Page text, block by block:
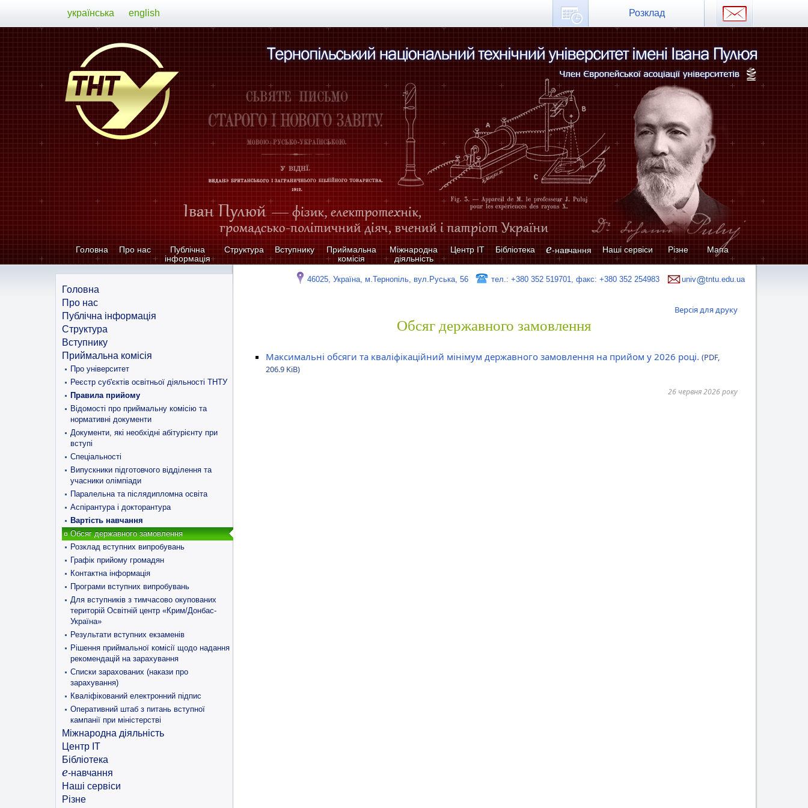
Розклад
українська english
Головна Про нас
Публічна
інформація
Структура Вступнику
Приймальна
комісія
Міжнародна
діяльність
Центр ІТ Бібліотека e-навчання Наші сервіси Різне Мапа
Головна
Про нас
Публічна інформація
Структура
Вступнику
Приймальна комісія
Про університет
Реєстр суб'єктів освітньої діяльності ТНТУ
Правила прийому
Відомості про приймальну комісію та
нормативні документи
Документи, які необхідні абітурієнту при
вступі
Спеціальності
Випускники підготовчого відділення та
учасники олімпіади
Паралельна та післядипломна освіта
Аспірантура і докторантура
Вартість навчання
Обсяг державного замовлення
Розклад вступних випробувань
Графік прийому громадян
Контактна інформація
Програми вступних випробувань
Для вступників з тимчасово окупованих
територій Освітній центр «Крим/Донбас-
Україна»
Результати вступних екзаменів
Рішення приймальної комісії щодо надання
рекомендацій на зарахування
Списки зарахованих (накази про
зарахування)
Кваліфікований електронний підпис
Оперативний штаб з питань вступної
кампанії при міністерстві
Міжнародна діяльність
Центр ІТ
Бібліотека
e-навчання
Наші сервіси
Різне
46025, Україна, м.Тернопіль, вул.Руська, 56 тел.: +380 352 519701, факс: +380 352 254983 univ tntu.edu.ua
Версія для друку
Обсяг державного замовлення
Максимальні обсяги та кваліфікаційний мінімум державного замовлення на прийом у 2026 році. (PDF,
206.9 KiB)
26 червня 2026 року